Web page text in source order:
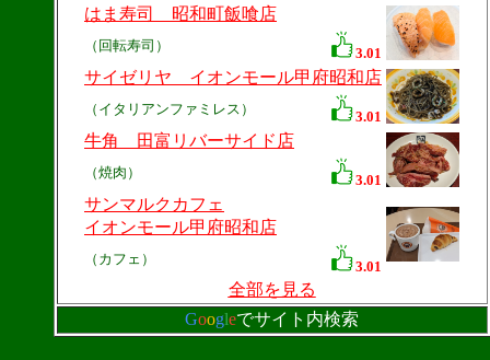
はま寿司 昭和町飯喰店
（回転寿司） 3.01
サイゼリヤ イオンモール甲府昭和店
（イタリアンファミレス） 3.01
牛角 田富リバーサイド店
（焼肉） 3.01
サンマルクカフェ
イオンモール甲府昭和店
（カフェ） 3.01
全部を見る
Googleでサイト内検索